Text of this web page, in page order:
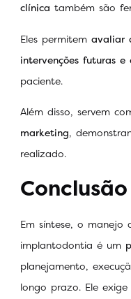
clínica também são
Eles permitem avaliar
intervenções futuras e
paciente.
Além disso, servem
marketing,
realizado.
Conclusão
Em síntese, o manejo
implantodontia é um
planejamento,
longo prazo. Ele exige